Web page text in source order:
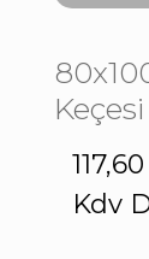
Keçesi
Kdv